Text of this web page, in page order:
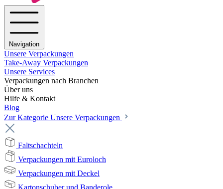
Navigation
Unsere Verpackungen
Take-Away Verpackungen
Unsere Services
Verpackungen nach Branchen
Über uns
Hilfe & Kontakt
Blog
Zur Kategorie Unsere Verpackungen
Faltschachteln
Verpackungen mit Euroloch
Verpackungen mit Deckel